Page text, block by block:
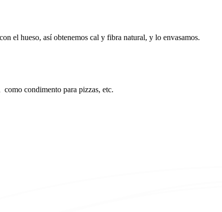
el hueso, así obtenemos cal y fibra natural, y lo envasamos.
condimento para pizzas, etc.